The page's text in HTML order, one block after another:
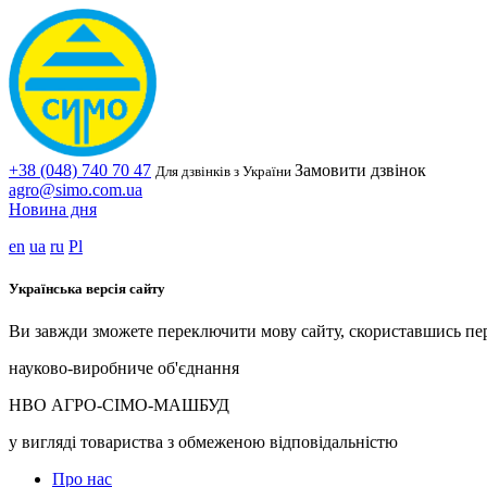
+38 (048) 740 70 47 Для дзвінків з України Замовити дзвінок
agro@simo.com.ua
Новина дня
en ua ru Pl
Українська версія сайту
Ви завжди зможете переключити мову сайту, скориставшись
науково-виробниче об'єднання
НВО АГРО-СІМО-МАШБУД
у вигляді товариства з обмеженою відповідальністю
Про нас